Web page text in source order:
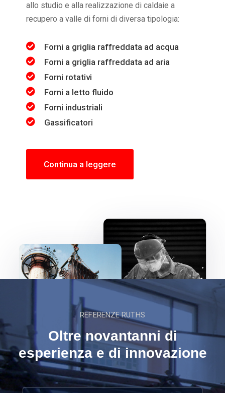
allo studio e alla realizzazione di caldaie a
recupero a valle di forni di diversa tipologia:
Forni a griglia raffreddata ad acqua
Forni a griglia raffreddata ad aria
Forni rotativi
Forni a letto fluido
Forni industriali
Gassificatori
Continua a leggere
REFERENZE RUTHS
Oltre novantanni di
esperienza e di innovazione